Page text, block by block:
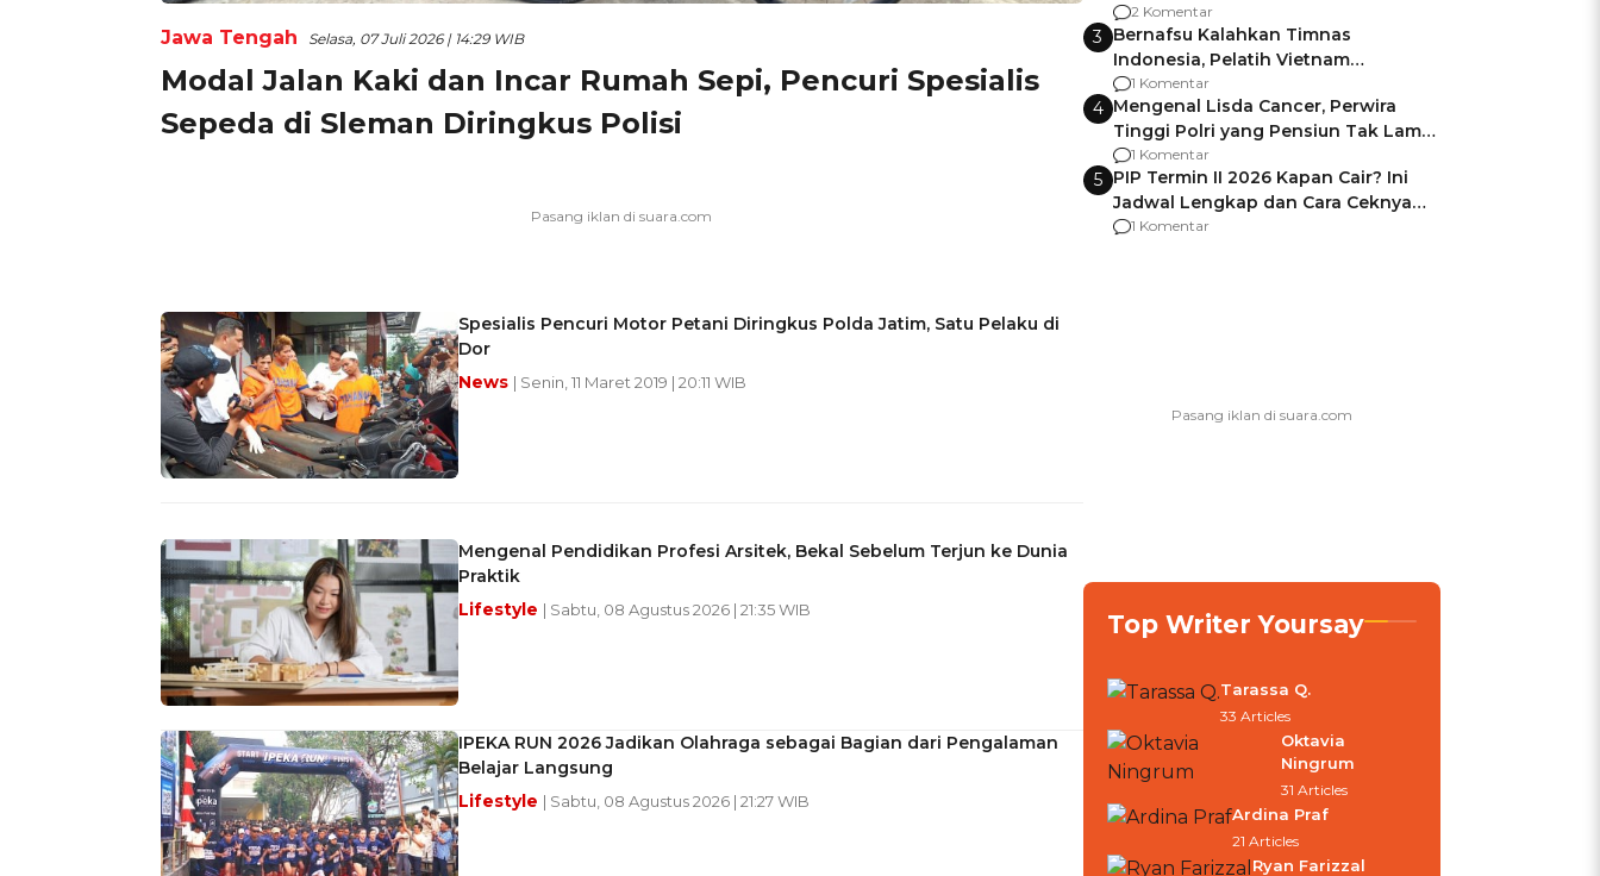
Jawa Tengah Selasa, 07 Juli 2026 | 14:29 WIB
Modal Jalan Kaki dan Incar Rumah Sepi, Pencuri Spesialis
Sepeda di Sleman Diringkus Polisi
Spesialis Pencuri Motor Petani Diringkus Polda Jatim, Satu Pelaku di
Dor
News | Senin, 11 Maret 2019 | 20:11 WIB
Mengenal Pendidikan Profesi Arsitek, Bekal Sebelum Terjun ke Dunia
Praktik
Lifestyle | Sabtu, 08 Agustus 2026 | 21:35 WIB
IPEKA RUN 2026 Jadikan Olahraga sebagai Bagian dari Pengalaman
Belajar Langsung
Lifestyle | Sabtu, 08 Agustus 2026 | 21:27 WIB
Pemalang
2 Komentar
3 Bernafsu Kalahkan Timnas
Indonesia, Pelatih Vietnam
Berencana Pakai Jimat di Pakansari
1 Komentar
4 Mengenal Lisda Cancer, Perwira
Tinggi Polri yang Pensiun Tak Lama
Usai Jadi Brigjen
1 Komentar
5 PIP Termin II 2026 Kapan Cair? Ini
Jadwal Lengkap dan Cara Ceknya
agar Dana Tidak Hangus!
1 Komentar
Top Writer Yoursay
Tarassa Q.
33 Articles
Oktavia
Ningrum
31 Articles
Ardina Praf
21 Articles
Ryan Farizzal